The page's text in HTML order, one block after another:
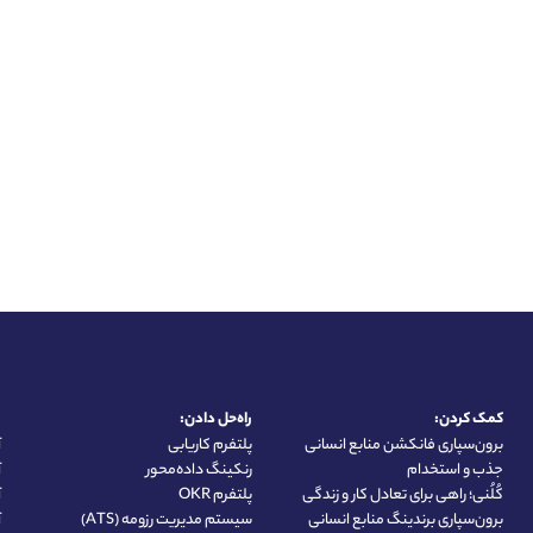
کمک کردن:
برون‌سپاری فانکشن منابع انسانی
جذب و استخدام
کُلُنی؛ راهی برای تعادل کار و زندگی
برون‌سپاری برندینگ منابع انسانی
راه‌حل دادن:
پلتفرم کاریابی
رنکینگ داده‌محور
پلتفرم OKR
سیستم مدیریت رزومه (ATS)